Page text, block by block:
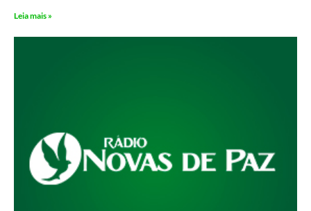
Leia mais »